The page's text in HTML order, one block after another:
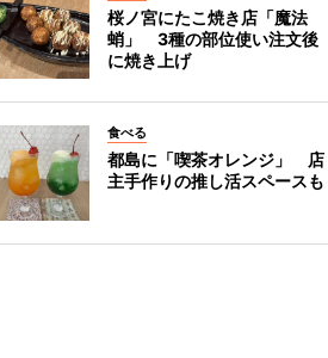
桜ノ宮にたこ焼き店「魔法
蛸」 3種の部位使い注文後
に焼き上げ
食べる
都島に「喫茶オレンジ」 店
主手作りの推し活スペースも